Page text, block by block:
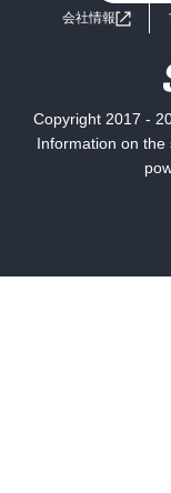
ミステリー
会社情報
Copyright 2017 -
Information on